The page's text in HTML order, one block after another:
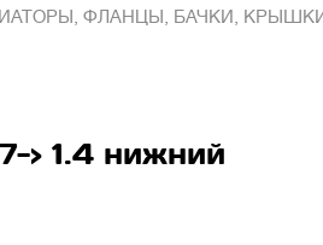
ФЛАНЦЫ, БАЧКИ,
> 1.4 нижний